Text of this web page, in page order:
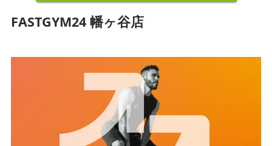
FASTGYM24 幡ヶ谷店